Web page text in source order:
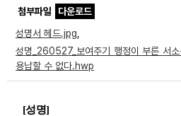
첨부파일
다운로드
성명서 헤드.jpg
성명_260527_보여주기 행정이 부른 서소
용납할 수 없다.hwp
[성명]
노동상담
자료